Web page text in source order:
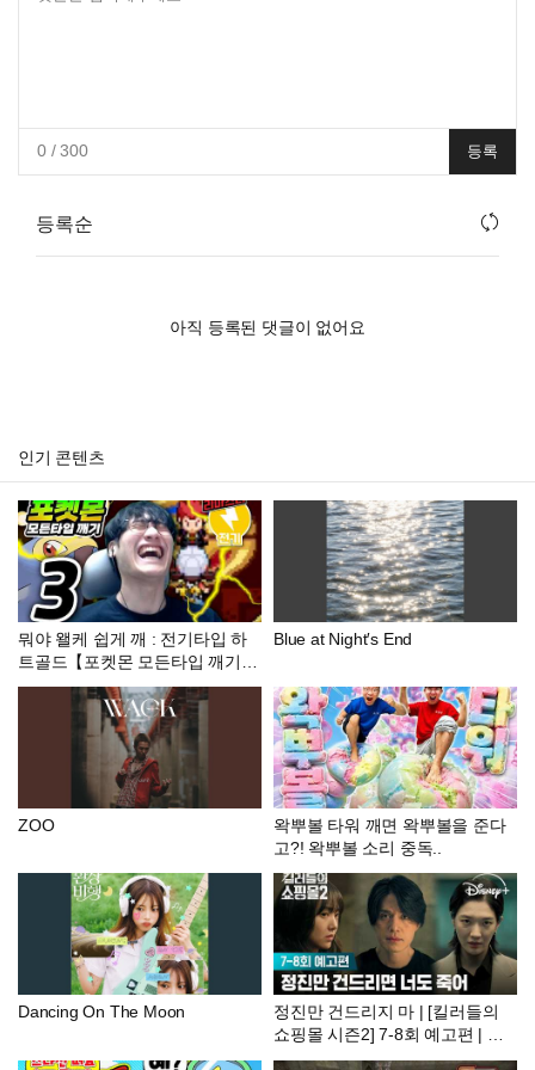
0/ 300 등록
등록순
아직 등록된 댓글이 없어요
인기 콘텐츠
뭐야 왤케 쉽게 깨 : 전기타입 하
트골드【포켓몬 모든타입 깨기】
#3
Blue at Night′s End
ZOO
왁뿌볼 타워 깨면 왁뿌볼을 준다
고?! 왁뿌볼 소리 중독..
Dancing On The Moon
정진만 건드리지 마 | [킬러들의
쇼핑몰 시즌2] 7-8회 예고편 | 디
즈니+